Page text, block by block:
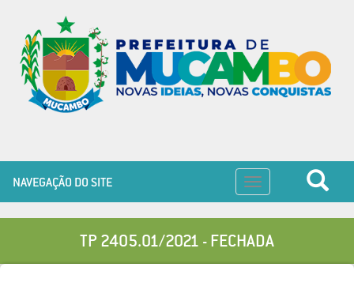
Toggle
navigation
NAVEGAÇÃO DO SITE
TP 2405.01/2021 - FECHADA